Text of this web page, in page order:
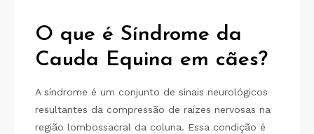
O que é Síndrome da
Cauda Equina em cães?
A síndrome é um conjunto de sinais neurológicos
resultantes da compressão de raízes nervosas na
região lombossacral da coluna. Essa condição é